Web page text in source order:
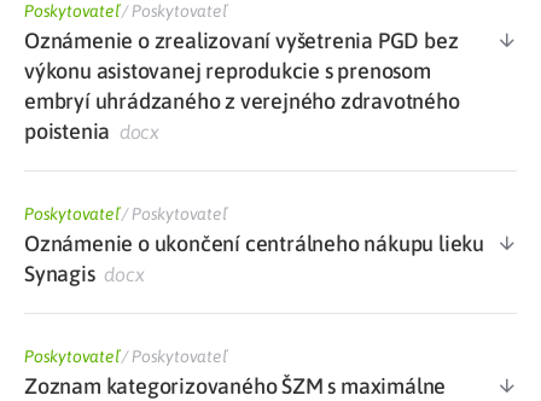
Poskytovateľ/Poskytovateľ
Oznámenie o zrealizovaní vyšetrenia PGD bez
výkonu asistovanej reprodukcie s prenosom
embryí uhrádzaného z verejného zdravotného
poistenia docx
Poskytovateľ/Poskytovateľ
Oznámenie o ukončení centrálneho nákupu lieku
Synagisdocx
Poskytovateľ/Poskytovateľ
Zoznam kategorizovaného ŠZM s maximálne